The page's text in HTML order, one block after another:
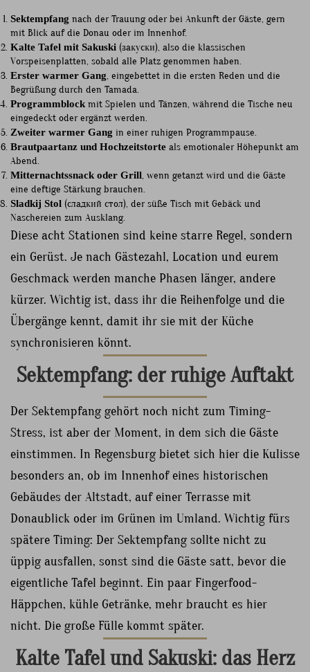
Sektempfang nach der Trauung oder bei Ankunft der Gäste, gern
mit Blick auf die Donau oder im Innenhof.
Kalte Tafel mit Sakuski (закуски), also die klassischen
Vorspeisenplatten, sobald alle Platz genommen haben.
Erster warmer Gang, eingebettet in die ersten Reden und die
Begrüßung durch den Tamada.
Programmblockmit Spielen und Tänzen, während die Tische neu
eingedeckt oder ergänzt werden.
Zweiter warmer Gang in einer ruhigen Programmpause.
Brautpaartanz und Hochzeitstorte als emotionaler Höhepunkt am
Abend.
Mitternachtssnack oder Grill, wenn getanzt wird und die Gäste
eine deftige Stärkung brauchen.
Sladkij Stol (сладкий стол), der süße Tisch mit Gebäck und
Naschereien zum Ausklang.
Diese acht Stationen sind keine starre Regel, sondern
ein Gerüst. Je nach Gästezahl, Location und eurem
Geschmack werden manche Phasen länger, andere
kürzer. Wichtig ist, dass ihr die Reihenfolge und die
Übergänge kennt, damit ihr sie mit der Küche
synchronisieren könnt.
Sektempfang: der ruhige Auftakt
Der Sektempfang gehört noch nicht zum Timing-
Stress, ist aber der Moment, in dem sich die Gäste
einstimmen. In Regensburg bietet sich hier die Kulisse
besonders an, ob im Innenhof eines historischen
Gebäudes der Altstadt, auf einer Terrasse mit
Donaublick oder im Grünen im Umland. Wichtig fürs
spätere Timing: Der Sektempfang sollte nicht zu
üppig ausfallen, sonst sind die Gäste satt, bevor die
eigentliche Tafel beginnt. Ein paar Fingerfood-
Häppchen, kühle Getränke, mehr braucht es hier
nicht. Die große Fülle kommt später.
Kalte Tafel und Sakuski: das Herz